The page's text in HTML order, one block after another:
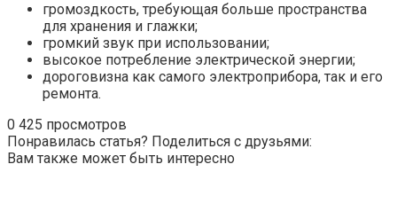
громоздкость, требующая больше пространства
для хранения и глажки;
громкий звук при использовании;
высокое потребление электрической энергии;
дороговизна как самого электроприбора, так и его
ремонта.
0 425 просмотров
Понравилась статья? Поделиться с друзьями:
Вам также может быть интересно